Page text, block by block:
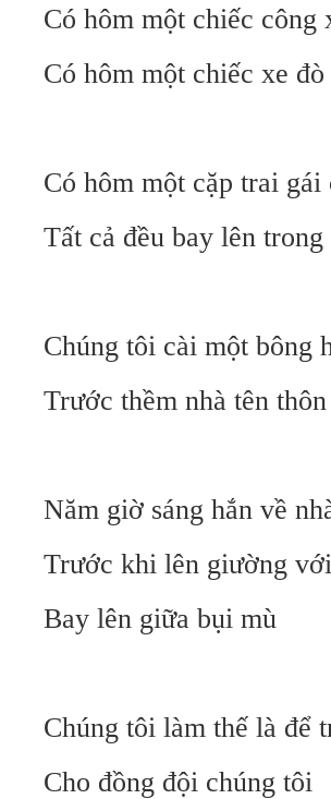
Có hôm một chiếc công
Có hôm một chiếc xe
Có hôm một cặp trai
Tất cả đều bay lên
Chúng tôi cài một bông
Trước thềm nhà tên
Năm giờ sáng hắn về
Trước khi lên giường
Bay lên giữa bụi mù
Chúng tôi làm thế là để
Cho đồng đội chúng tôi